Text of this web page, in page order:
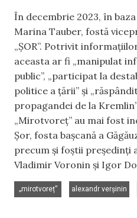
În decembrie 2023, în
Marina Tauber, fostă
„ȘOR”. Potrivit
aceasta ar fi „manipulat
public”, „participat la
politice a țării” și
propagandei de la
„Mirotvoreț” au mai fost
Șor, fosta bașcană a
precum și foștii președinți
Vladimir Voronin și Igor
„mirotvoreț”
alexandr verșinin